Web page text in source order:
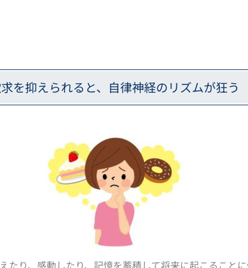
を抑えられると、自律神経のリズムが狂う
たり、感動したり、記憶を蓄積して将来に起こることに